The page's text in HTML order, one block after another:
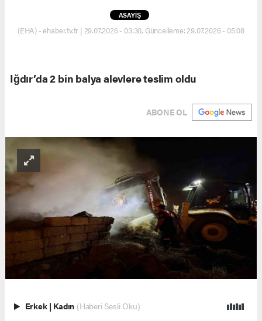
ASAYİŞ
(EHA) - ehaber.tv.tr | 29.07.2026 - 03:30, Güncelleme: 29.07.2026 - 05:08
Iğdır’da 2 bin balya alevlere teslim oldu
ABONE OL
Erkek | Kadın (Haberi Sesli Oku)